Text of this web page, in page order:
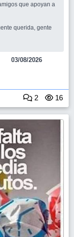
03/08/2026
2 16